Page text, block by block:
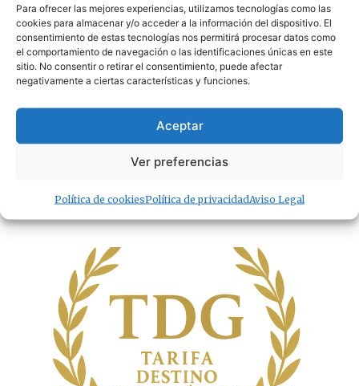
Para ofrecer las mejores experiencias, utilizamos tecnologías como las
cookies para almacenar y/o acceder a la información del dispositivo. El
consentimiento de estas tecnologías nos permitirá procesar datos como
el comportamiento de navegación o las identificaciones únicas en este
sitio. No consentir o retirar el consentimiento, puede afectar
negativamente a ciertas características y funciones.
Aceptar
Ver preferencias
Política de cookiesPolítica de privacidadAviso Legal